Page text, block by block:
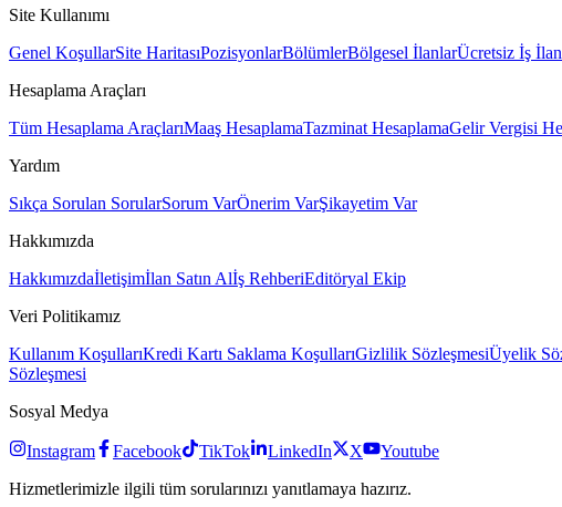
Site Kullanımı
Genel KoşullarSite HaritasıPozisyonlarBölümlerBölgesel İlanlarÜcretsiz İş
Hesaplama Araçları
Tüm Hesaplama AraçlarıMaaş HesaplamaTazminat HesaplamaGelir Vergisi
Yardım
Sıkça Sorulan SorularSorum VarÖnerim VarŞikayetim Var
Hakkımızda
Hakkımızdaİletişimİlan Satın Alİş RehberiEditöryal Ekip
Veri Politikamız
Kullanım KoşullarıKredi Kartı Saklama KoşullarıGizlilik SözleşmesiÜyelik
Sözleşmesi
Sosyal Medya
Instagram Facebook TikTok LinkedIn X
Youtube
Hizmetlerimizle ilgili tüm sorularınızı yanıtlamaya hazırız.